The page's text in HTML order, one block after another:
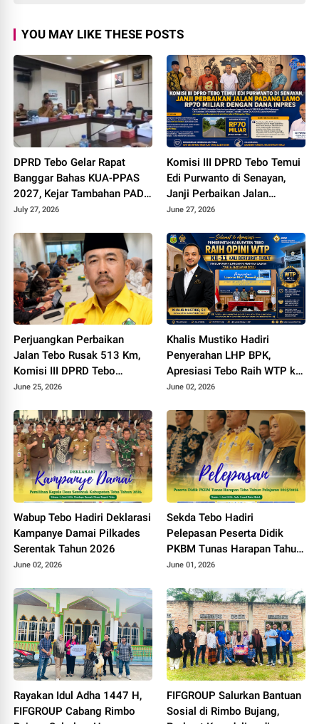
YOU MAY LIKE THESE POSTS
DPRD Tebo Gelar Rapat
Banggar Bahas KUA-PPAS
2027, Kejar Tambahan PAD
dan DBH Sawit
July 27, 2026
Komisi III DPRD Tebo Temui
Edi Purwanto di Senayan,
Janji Perbaikan Jalan
Padang lamo Rp70 Miliar
June 27, 2026
Perjuangkan Perbaikan
Jalan Tebo Rusak 513 Km,
Komisi III DPRD Tebo
Datangi Kemen PU
June 25, 2026
Khalis Mustiko Hadiri
Penyerahan LHP BPK,
Apresiasi Tebo Raih WTP ke
11
June 02, 2026
Wabup Tebo Hadiri Deklarasi
Kampanye Damai Pilkades
Serentak Tahun 2026
June 02, 2026
Sekda Tebo Hadiri
Pelepasan Peserta Didik
PKBM Tunas Harapan Tahun
Pelajaran 2025 - 2026
June 01, 2026
Rayakan Idul Adha 1447 H,
FIFGROUP Cabang Rimbo
FIFGROUP Salurkan Bantuan
Sosial di Rimbo Bujang,